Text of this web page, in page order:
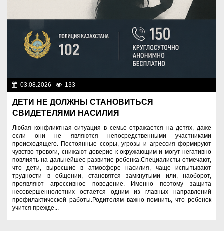
03.08.2026 133
ДЕТИ НЕ ДОЛЖНЫ СТАНОВИТЬСЯ
СВИДЕТЕЛЯМИ НАСИЛИЯ
Любая конфликтная ситуация в семье отражается на детях, даже
если они не являются непосредственными участниками
происходящего. Постоянные ссоры, угрозы и агрессия формируют
чувство тревоги, снижают доверие к окружающим и могут негативно
повлиять на дальнейшее развитие ребенка.Специалисты отмечают,
что дети, выросшие в атмосфере насилия, чаще испытывают
трудности в общении, становятся замкнутыми или, наоборот,
проявляют агрессивное поведение. Именно поэтому защита
несовершеннолетних остается одним из главных направлений
профилактической работы.Родителям важно помнить, что ребенок
учится прежде...